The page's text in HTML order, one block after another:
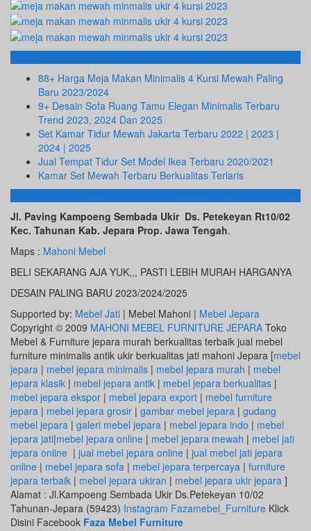
Info Terbaru
88+ Harga Meja Makan Minimalis 4 Kursi Mewah Paling
Baru 2023/2024
9+ Desain Sofa Ruang Tamu Elegan Minimalis Terbaru
Trend 2023, 2024 Dan 2025
Set Kamar Tidur Mewah Jakarta Terbaru 2022 | 2023 |
2024 | 2025
Jual Tempat Tidur Set Model Ikea Terbaru 2020/2021
Kamar Set Mewah Terbaru Berkualitas Terlaris
ALAMAT KAMI
Jl. Paving Kampoeng Sembada Ukir Ds. Petekeyan Rt10/02
Kec. Tahunan Kab. Jepara Prop. Jawa Tengah.
Maps : Mahoni Mebel
BELI SEKARANG AJA YUK,,, PASTI LEBIH MURAH HARGANYA
DESAIN PALING BARU 2023/2024/2025
Supported by: Mebel Jati | Mebel Mahoni | Mebel Jepara
Copyright © 2009 MAHONI MEBEL FURNITURE JEPARA Toko
Mebel & Furniture jepara murah berkualitas terbaik jual mebel
furniture minimalis antik ukir berkualitas jati mahoni Jepara [mebel
jepara | mebel jepara minimalis | mebel jepara murah | mebel
jepara klasik | mebel jepara antik | mebel jepara berkualitas |
mebel jepara ekspor | mebel jepara export | mebel furniture
jepara | mebel jepara grosir | gambar mebel jepara | gudang
mebel jepara | galeri mebel jepara | mebel jepara indo | mebel
jepara jati|mebel jepara online | mebel jepara mewah | mebel jati
jepara online | jual mebel jepara online | jual mebel jati jepara
online | mebel jepara sofa | mebel jepara terpercaya | furniture
jepara terbaik | mebel jepara ukiran | mebel jepara ukir jepara ]
Alamat : Jl.Kampoeng Sembada Ukir Ds.Petekeyan 10/02
Tahunan-Jepara (59423) Instagram Fazamebel_Furniture Klick
Disini Facebook Faza Mebel Furniture